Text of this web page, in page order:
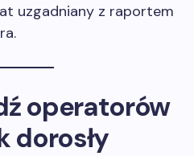
uzgadniany z raportem
operatorów
dorosły